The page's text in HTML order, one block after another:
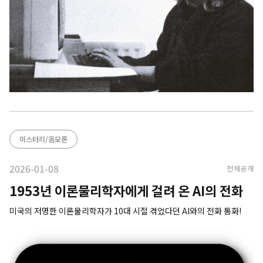
미스터리/음모론
2026-01-08 전체공개
1953년 이론물리학자에게 걸려 온 AI의 전화
미국의 저명한 이론물리학자가 10대 시절 겪었다던 AI와의 전화 통화!